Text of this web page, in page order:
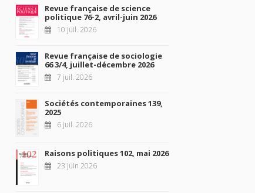
Revue française de science
politique 76-2, avril-juin 2026
10 juil. 2026
Revue française de sociologie
66 3/4, juillet-décembre 2026
7 juil. 2026
Sociétés contemporaines 139,
2025
6 juil. 2026
Raisons politiques 102, mai 2026
23 juin 2026